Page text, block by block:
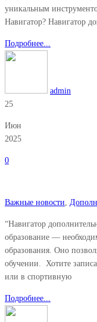
уникальным
Навигатор? Навигатор
Подробнее...
admin
25
Июн
2025
0
Важные новости,
“Навигатор
образование —
образования. Оно
обучении. ⁣ Хотите
или в спортивную
Подробнее...